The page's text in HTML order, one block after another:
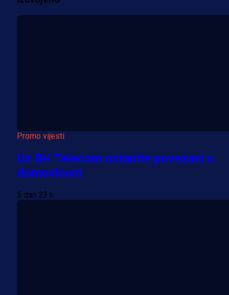
Promo vijesti
Uz BH Telecom ostanite povezani s
domovinom
5 dan 23 h